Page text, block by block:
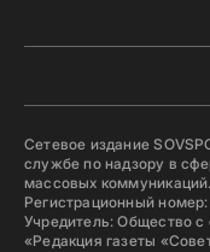
Сетевое издание
службе по надзору в
массовых коммуникаций.
Регистрационный
Учредитель: Общество с
«Редакция газеты